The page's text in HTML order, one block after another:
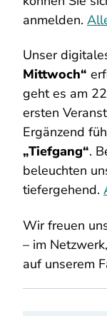
anmelden.
Unser
Mittwoch“
geht es am
ersten
Ergänzend
„Tiefgang“.
beleuchten
tiefergehend.
Wir freuen
– im
auf unserem